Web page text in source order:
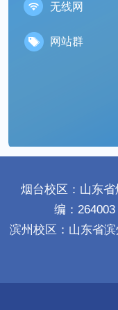
无线网
网站群
烟台校区：山东
编：264003
滨州校区：山东省